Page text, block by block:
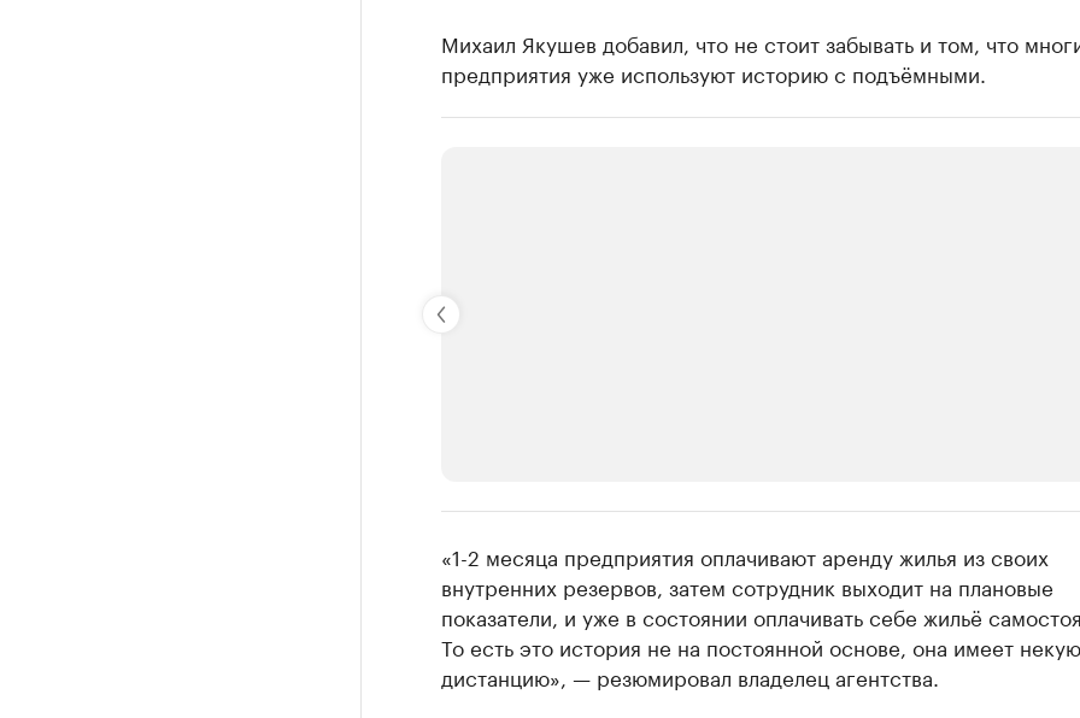
Михаил Якушев добавил, что не стоит забывать и том, что
предприятия уже используют историю с подъёмными.
Крупные организации в нефтегазовой
Найдите и проверьте данные в каталоге
«1-2 месяца предприятия оплачивают аренду жилья из своих
внутренних резервов, затем сотрудник выходит на плановые
показатели, и уже в состоянии оплачивать себе жильё
То есть это история не на постоянной основе, она имеет некую
дистанцию», — резюмировал владелец агентства.